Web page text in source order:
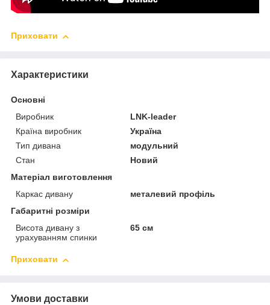
Приховати
Характеристики
Основні
Виробник
LNK-leader
Країна виробник
Україна
Тип дивана
модульний
Стан
Новий
Матеріал виготовлення
Каркас дивану
металевий профіль
Габаритні розміри
Висота дивану з
урахуванням спинки
65 см
Приховати
Умови доставки